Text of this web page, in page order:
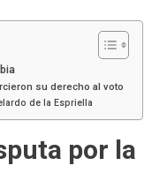
su derecho al voto
de la Espriella
por